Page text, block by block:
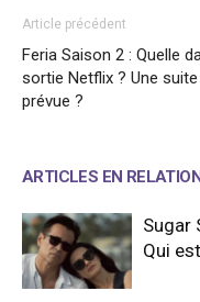
Article précédent
Feria Saison 2 : Quelle
sortie Netflix ? Une suite
prévue ?
ARTICLES EN
Sugar
Qui